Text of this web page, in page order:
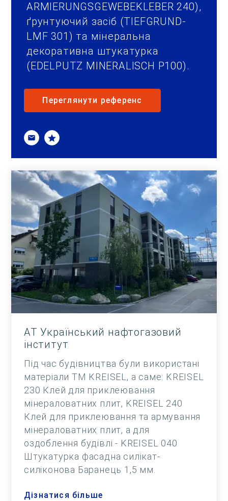
ARMIERUNGSGEWEBEKLEBER 240),
ґрунтуючий засіб (TIEFGRUND-
LMF 301) та мінеральна
декоративна штукатурка
(EDELPUTZ MINERALISCH Р100).
Переглянути референс
АТ Український нафтогазовий
інститут
Під час будівництва були використані
матеріали ТМ KREISEL, а саме: KREISEL
230 Клей для приклеювання
мінераловатних плит, KREISEL 240
Клей для приклеювання та армування
мінераловатних плит, а для
оздоблення будівлі - KREISEL 040
Штукатурка фасадна силікат-
силіконова Баранець 1,5 мм.
Дізнатися більше